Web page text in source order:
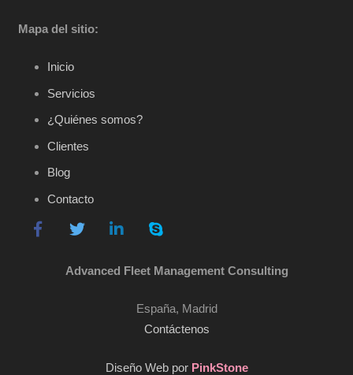
Mapa del sitio:
Inicio
Servicios
¿Quiénes somos?
Clientes
Blog
Contacto
Advanced Fleet Management Consulting
España, Madrid
Contáctenos
Diseño Web por PinkStone